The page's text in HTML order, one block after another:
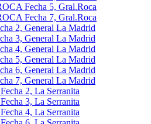
Fecha 5, Gral.Roca
Fecha 7, Gral.Roca
2, General La Madrid
3, General La Madrid
4, General La Madrid
5, General La Madrid
6, General La Madrid
7, General La Madrid
2, La Serranita
3, La Serranita
4, La Serranita